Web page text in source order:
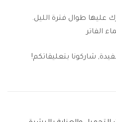
عليها طوال فترة الليل.
الفاتر
شاركونا بتعليقاتكم!